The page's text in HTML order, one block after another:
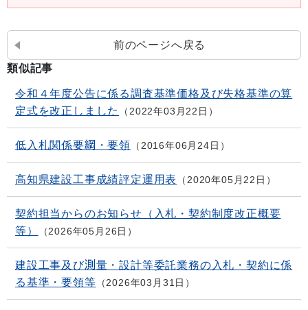
前のページへ戻る
類似記事
令和４年度公告に係る調査基準価格及び失格基準の算
定式を改正しました
2022年03月22日
低入札関係要綱・要領 2016年06月24日
高知県建設工事成績評定運用表 2020年05月22日
契約担当からのお知らせ（入札・契約制度改正概要
等）
2026年05月26日
建設工事及び測量・設計等委託業務の入札・契約に係
る基準・要領等
2026年03月31日